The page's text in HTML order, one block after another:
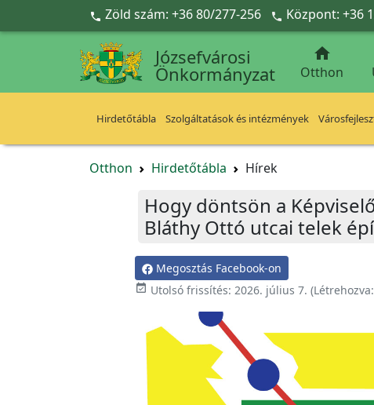
Ugrás a fő tartalomra
 Zöld szám: +36 80/277-256  Központ: +36
Józsefvárosi
Önkormányzat

Otthon
Hirdetőtábla Szolgáltatások és intézmények
Otthon Hirdetőtábla Hírek
Hogy döntsön a
Bláthy Ottó utcai telek
Megosztás Facebook-on
 Utolsó frissítés: 2026. július 7. (Létrehozva: